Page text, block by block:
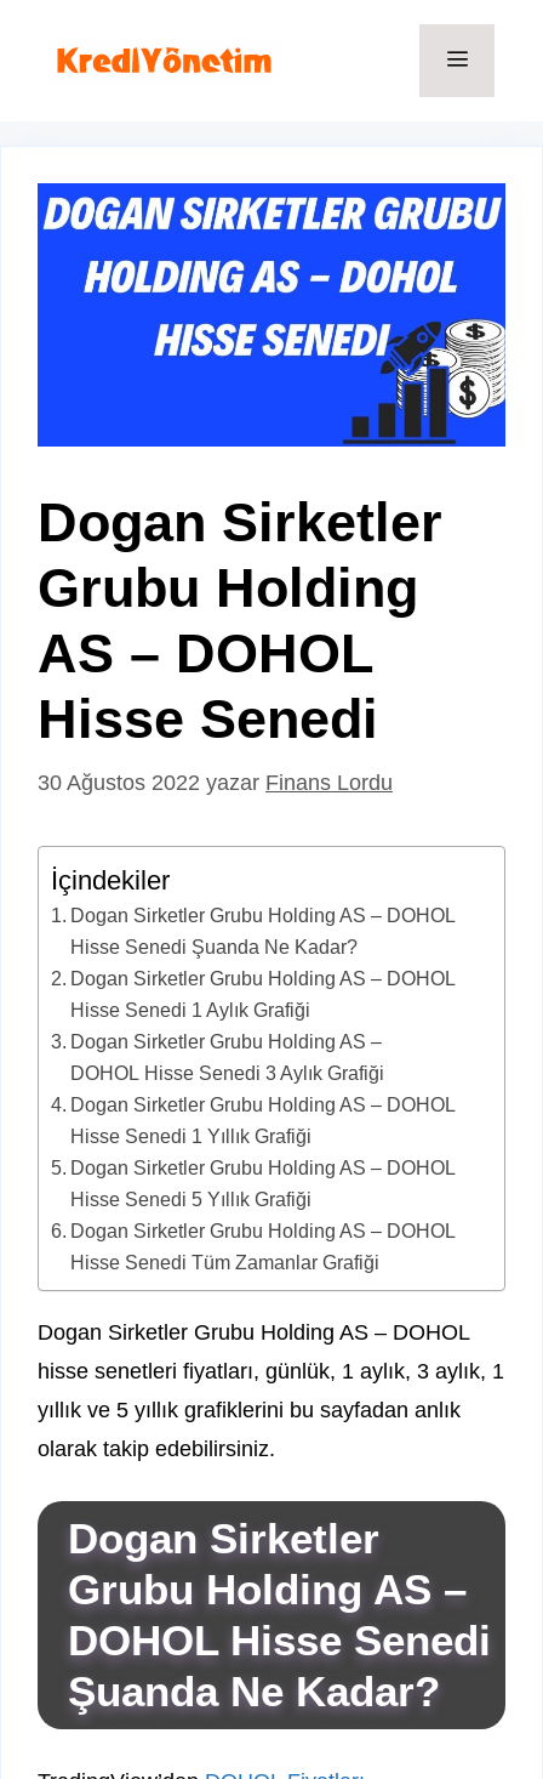
Dogan Sirketler
Grubu Holding
AS – DOHOL
Hisse Senedi
30 Ağustos 2022 yazar Finans Lordu
İçindekiler
Dogan Sirketler Grubu Holding AS – DOHOL
Hisse Senedi Şuanda Ne Kadar?
Dogan Sirketler Grubu Holding AS – DOHOL
Hisse Senedi 1 Aylık Grafiği
Dogan Sirketler Grubu Holding AS –
DOHOL Hisse Senedi 3 Aylık Grafiği
Dogan Sirketler Grubu Holding AS – DOHOL
Hisse Senedi 1 Yıllık Grafiği
Dogan Sirketler Grubu Holding AS – DOHOL
Hisse Senedi 5 Yıllık Grafiği
Dogan Sirketler Grubu Holding AS – DOHOL
Hisse Senedi Tüm Zamanlar Grafiği
Dogan Sirketler Grubu Holding AS – DOHOL
hisse senetleri fiyatları, günlük, 1 aylık, 3 aylık, 1
yıllık ve 5 yıllık grafiklerini bu sayfadan anlık
olarak takip edebilirsiniz.
Dogan Sirketler
Grubu Holding AS –
DOHOL Hisse Senedi
Şuanda Ne Kadar?